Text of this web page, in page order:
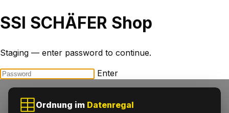
SSI SCHÄFER Shop
Staging — enter password to continue.
Enter
Ordnung im Datenregal